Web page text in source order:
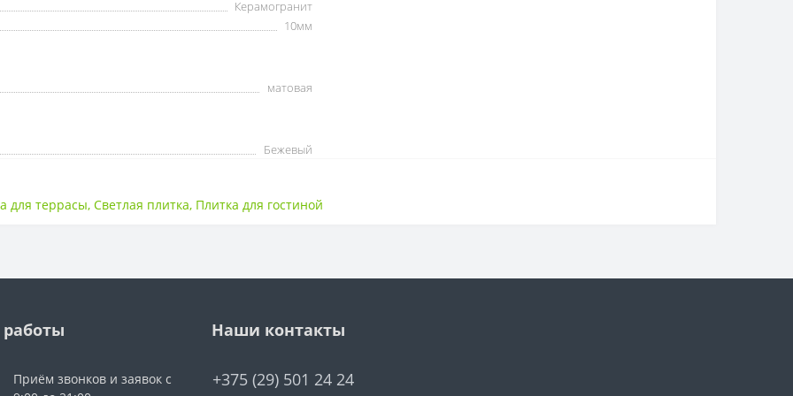
Керамогранит
10мм
матовая
Бежевый
для террасы,Светлая плитка, Плитка для гостиной
Приём звонков и заявок с
Наши контакты
+375 (29) 501 24 24